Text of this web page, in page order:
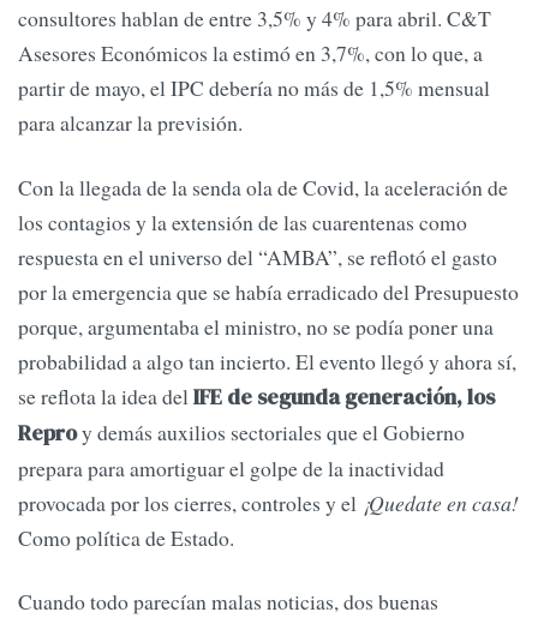
consultores hablan de entre 3,5% y 4% para abril. C&T
Asesores Económicos la estimó en 3,7%, con lo que, a
partir de mayo, el IPC debería no más de 1,5% mensual
para alcanzar la previsión.
Con la llegada de la senda ola de Covid, la aceleración de
los contagios y la extensión de las cuarentenas como
respuesta en el universo del “AMBA”, se reflotó el gasto
por la emergencia que se había erradicado del Presupuesto
porque, argumentaba el ministro, no se podía poner una
probabilidad a algo tan incierto. El evento llegó y ahora sí,
se reflota la idea delIFE de segunda generación, los
Reproy demás auxilios sectoriales que el Gobierno
prepara para amortiguar el golpe de la inactividad
provocada por los cierres, controles y el ¡Quedate en casa!
Como política de Estado.
Cuando todo parecían malas noticias, dos buenas